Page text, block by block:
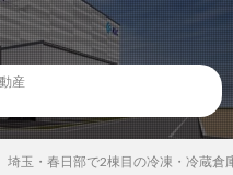
産
埼玉・春日部で2棟目の冷凍・冷蔵倉